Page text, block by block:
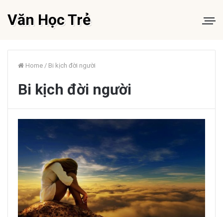
Văn Học Trẻ
Home / Bi kịch đời người
Bi kịch đời người